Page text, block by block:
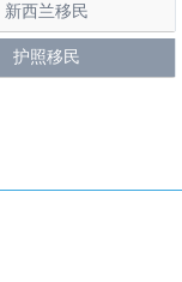
新西兰移民
护照移民